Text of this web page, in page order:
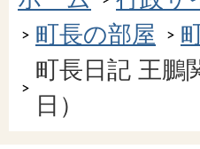
町長の部屋
町長日記 王鵬
日）